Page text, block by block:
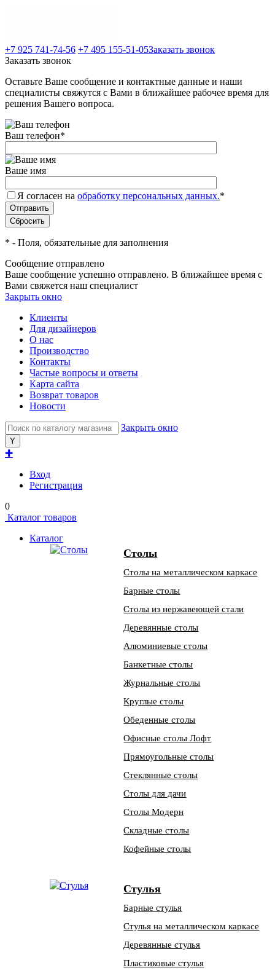
+7 925 741-74-56 +7 495 155-51-05Заказать звонок
Заказать звонок
Оставьте Ваше сообщение и контактные данные и наши
специалисты свяжутся с Вами в ближайшее рабочее время для
решения Вашего вопроса.
Ваш телефон*
Ваше имя
Я согласен на обработку персональных данных.*
* - Поля, обязательные для заполнения
Сообщение отправлено
Ваше сообщение успешно отправлено. В ближайшее время с
Вами свяжется наш специалист
Закрыть окно
Клиенты
Для дизайнеров
О нас
Производство
Контакты
Частые вопросы и ответы
Карта сайта
Возврат товаров
Новости
Закрыть окно
✚
Вход
Регистрация
0
Каталог товаров
Каталог
Столы
Столы на металлическом каркасе
Барные столы
Столы из нержавеющей стали
Деревянные столы
Алюминиевые столы
Банкетные столы
Журнальные столы
Круглые столы
Обеденные столы
Офисные столы Лофт
Прямоугольные столы
Стеклянные столы
Столы для дачи
Столы Модерн
Складные столы
Кофейные столы
Стулья
Барные стулья
Стулья на металлическом каркасе
Деревянные стулья
Пластиковые стулья